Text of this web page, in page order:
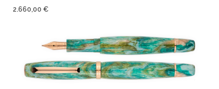
2.660,00 €